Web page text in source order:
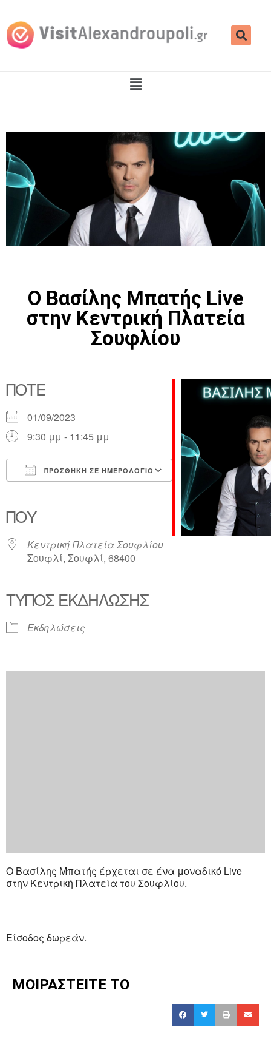
Ο Βασίλης Μπατής Live
στην Κεντρική Πλατεία
Σουφλίου
ΠΌΤΕ
01/09/2023
9:30 μμ - 11:45 μμ
ΠΡΟΣΘΉΚΗ ΣΕ ΗΜΕΡΟΛΌΓΙΟ
Outlook Live
ΠΟΎ
Κεντρική Πλατεία Σουφλίου
Σουφλί, Σουφλί, 68400
ΤΎΠΟΣ ΕΚΔΉΛΩΣΗΣ
Εκδηλώσεις
Ο Βασίλης Μπατής έρχεται σε ένα μοναδικό Live
στην Κεντρική Πλατεία του Σουφλίου.
Είσοδος δωρεάν.
ΜΟΙΡΑΣΤΕΙΤΕ ΤΟ